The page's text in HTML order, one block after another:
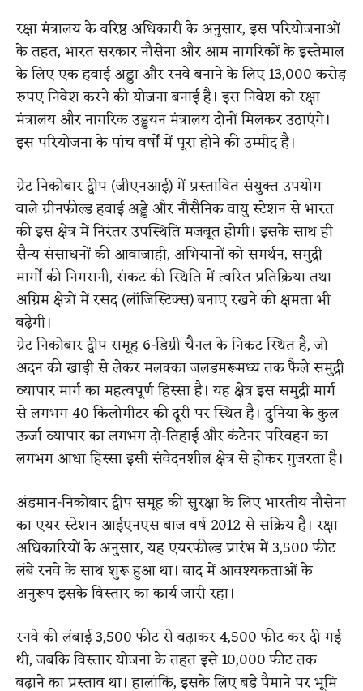
रक्षा मंत्रालय के वरिष्ठ अधिकारी के अनुसार, इस परियोजनाओं
के तहत, भारत सरकार नौसेना और आम नागरिकों के इस्तेमाल
के लिए एक हवाई अड्डा और रनवे बनाने के लिए 13,000 करोड़
रुपए निवेश करने की योजना बनाई है। इस निवेश को रक्षा
मंत्रालय और नागरिक उड्डयन मंत्रालय दोनों मिलकर उठाएंगे।
इस परियोजना के पांच वर्षों में पूरा होने की उम्मीद है।
ग्रेट निकोबार द्वीप (जीएनआई) में प्रस्तावित संयुक्त उपयोग
वाले ग्रीनफील्ड हवाई अड्डे और नौसैनिक वायु स्टेशन से भारत
की इस क्षेत्र में निरंतर उपस्थिति मजबूत होगी। इसके साथ ही
सैन्य संसाधनों की आवाजाही, अभियानों को समर्थन, समुद्री
मार्गों की निगरानी, संकट की स्थिति में त्वरित प्रतिक्रिया तथा
अग्रिम क्षेत्रों में रसद (लॉजिस्टिक्स) बनाए रखने की क्षमता भी
बढ़ेगी।
ग्रेट निकोबार द्वीप समूह 6-डिग्री चैनल के निकट स्थित है, जो
अदन की खाड़ी से लेकर मलक्का जलडमरूमध्य तक फैले समुद्री
व्यापार मार्ग का महत्वपूर्ण हिस्सा है। यह क्षेत्र इस समुद्री मार्ग
से लगभग 40 किलोमीटर की दूरी पर स्थित है। दुनिया के कुल
ऊर्जा व्यापार का लगभग दो-तिहाई और कंटेनर परिवहन का
लगभग आधा हिस्सा इसी संवेदनशील क्षेत्र से होकर गुजरता है।
अंडमान-निकोबार द्वीप समूह की सुरक्षा के लिए भारतीय नौसेना
का एयर स्टेशन आईएनएस बाज वर्ष 2012 से सक्रिय है। रक्षा
अधिकारियों के अनुसार, यह एयरफील्ड प्रारंभ में 3,500 फीट
लंबे रनवे के साथ शुरू हुआ था। बाद में आवश्यकताओं के
अनुरूप इसके विस्तार का कार्य जारी रहा।
रनवे की लंबाई 3,500 फीट से बढ़ाकर 4,500 फीट कर दी गई
थी, जबकि विस्तार योजना के तहत इसे 10,000 फीट तक
बढ़ाने का प्रस्ताव था। हालांकि, इसके लिए बड़े पैमाने पर भूमि